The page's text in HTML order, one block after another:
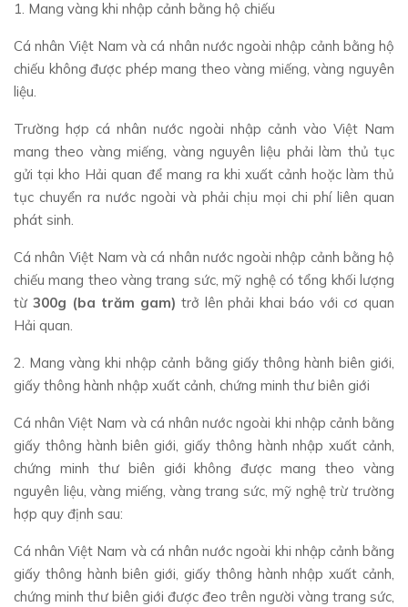
1. Mang vàng khi nhập cảnh bằng hộ chiếu
Cá nhân Việt Nam và cá nhân nước ngoài nhập cảnh bằng hộ
chiếu không được phép mang theo vàng miếng, vàng nguyên
liệu.
Trường hợp cá nhân nước ngoài nhập cảnh vào Việt Nam
mang theo vàng miếng, vàng nguyên liệu phải làm thủ tục
gửi tại kho Hải quan để mang ra khi xuất cảnh hoặc làm thủ
tục chuyển ra nước ngoài và phải chịu mọi chi phí liên quan
phát sinh.
Cá nhân Việt Nam và cá nhân nước ngoài nhập cảnh bằng hộ
chiếu mang theo vàng trang sức, mỹ nghệ có tổng khối lượng
từ 300g (ba trăm gam) trở lên phải khai báo với cơ quan
Hải quan.
2. Mang vàng khi nhập cảnh bằng giấy thông hành biên giới,
giấy thông hành nhập xuất cảnh, chứng minh thư biên giới
Cá nhân Việt Nam và cá nhân nước ngoài khi nhập cảnh bằng
giấy thông hành biên giới, giấy thông hành nhập xuất cảnh,
chứng minh thư biên giới không được mang theo vàng
nguyên liệu, vàng miếng, vàng trang sức, mỹ nghệ trừ trường
hợp quy định sau:
Cá nhân Việt Nam và cá nhân nước ngoài khi nhập cảnh bằng
giấy thông hành biên giới, giấy thông hành nhập xuất cảnh,
chứng minh thư biên giới được đeo trên người vàng trang sức,